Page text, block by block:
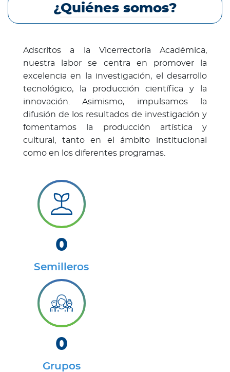
¿Quiénes somos?
Adscritos a la Vicerrectoría Académica,
nuestra labor se centra en promover la
excelencia en la investigación, el desarrollo
tecnológico, la producción científica y la
innovación. Asimismo, impulsamos la
difusión de los resultados de investigación y
fomentamos la producción artística y
cultural, tanto en el ámbito institucional
como en los diferentes programas.
0
Semilleros
0
Grupos